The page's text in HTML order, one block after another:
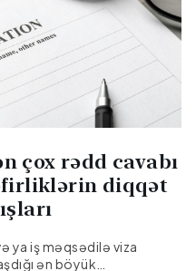
çox rədd cavabı
diqqət
ya iş məqsədilə viza
ən böyük